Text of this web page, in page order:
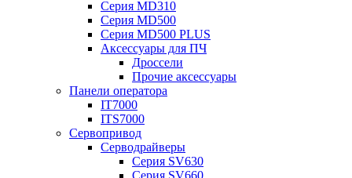
Серия MD310
Серия MD500
Серия MD500 PLUS
Аксессуары для ПЧ
Дроссели
Прочие аксессуары
Панели оператора
IT7000
ITS7000
Сервопривод
Серводрайверы
Серия SV630
Серия SV660